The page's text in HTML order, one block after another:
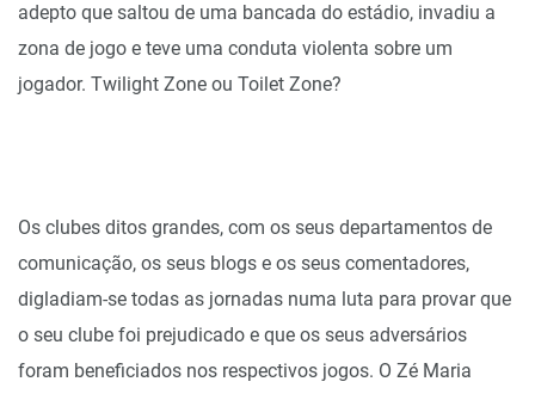
adepto que saltou de uma bancada do estádio, invadiu a
zona de jogo e teve uma conduta violenta sobre um
jogador. Twilight Zone ou Toilet Zone?
Os clubes ditos grandes, com os seus departamentos de
comunicação, os seus blogs e os seus comentadores,
digladiam-se todas as jornadas numa luta para provar que
o seu clube foi prejudicado e que os seus adversários
foram beneficiados nos respectivos jogos. O Zé Maria